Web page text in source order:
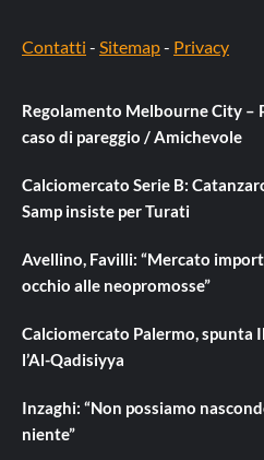
Contatti - Sitemap- Privacy
Regolamento Melbourne City –
caso di pareggio / Amichevole
Calciomercato Serie B:
Samp insiste per Turati
Avellino, Favilli: “Mercato
occhio alle neopromosse”
Calciomercato Palermo, spunta
l’Al-Qadisiyya
Inzaghi: “Non possiamo
niente”